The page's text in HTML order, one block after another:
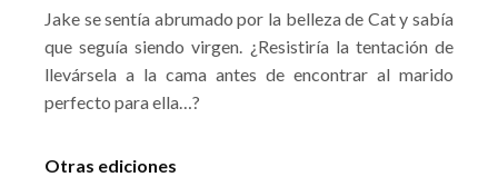
Jake se sentía abrumado por la belleza de Cat y sabía
que seguía siendo virgen. ¿Resistiría la tentación de
llevársela a la cama antes de encontrar al marido
perfecto para ella…?
Otras ediciones